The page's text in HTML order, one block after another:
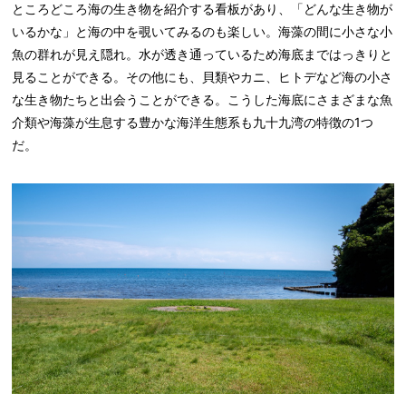
ところどころ海の生き物を紹介する看板があり、「どんな生き物が
いるかな」と海の中を覗いてみるのも楽しい。海藻の間に小さな小
魚の群れが見え隠れ。水が透き通っているため海底まではっきりと
見ることができる。その他にも、貝類やカニ、ヒトデなど海の小さ
な生き物たちと出会うことができる。こうした海底にさまざまな魚
介類や海藻が生息する豊かな海洋生態系も九十九湾の特徴の1つ
だ。